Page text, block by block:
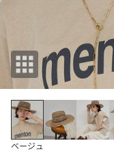
ベージュ